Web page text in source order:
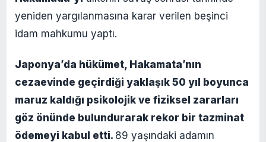
yeniden yargılanmasına karar verilen beşinci
idam mahkumu yaptı.
Japonya’da hükümet, Hakamata’nın
cezaevinde geçirdiği yaklaşık 50 yıl boyunca
maruz kaldığı psikolojik ve fiziksel zararları
göz önünde bulundurarak rekor bir tazminat
ödemeyi kabul etti. 89 yaşındaki adamın